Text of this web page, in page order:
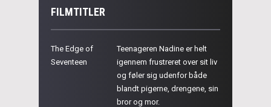
FILMTITLER
The Edge of
Seventeen
Teenageren Nadine er helt
igennem frustreret over sit liv
og føler sig udenfor både
blandt pigerne, drengene, sin
bror og mor.